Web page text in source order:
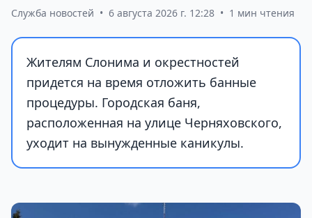
Служба новостей • 6 августа 2026 г. 12:28 • 1 мин чтения
Жителям Слонима и окрестностей
придется на время отложить банные
процедуры. Городская баня,
расположенная на улице Черняховского,
уходит на вынужденные каникулы.